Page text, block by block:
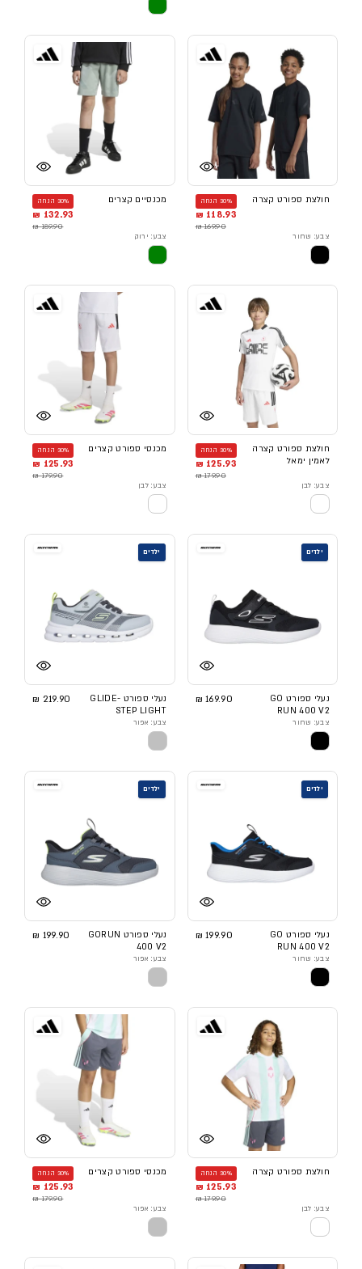
חולצת ספורט קצרה 30% הנחה
118.93 ₪
169.90 ₪
צבע: שחור
מכנסיים קצרים 30% הנחה
132.93 ₪
189.90 ₪
צבע: ירוק
חולצת ספורט קצרה
לאמין ימאל
30% הנחה
125.93 ₪
179.90 ₪
צבע: לבן
מכנסי ספורט קצרים 30% הנחה
125.93 ₪
179.90 ₪
צבע: לבן
ילדים
נעלי ספורט GO
RUN 400 V2
169.90 ₪
צבע: שחור
ילדים
נעלי ספורט GLIDE-
STEP LIGHT
219.90 ₪
צבע: אפור
ילדים
נעלי ספורט GO
RUN 400 V2
199.90 ₪
צבע: שחור
ילדים
נעלי ספורט GORUN
400 V2
199.90 ₪
צבע: אפור
חולצת ספורט קצרה 30% הנחה
125.93 ₪
179.90 ₪
צבע: לבן
מכנסי ספורט קצרים 30% הנחה
125.93 ₪
179.90 ₪
צבע: אפור